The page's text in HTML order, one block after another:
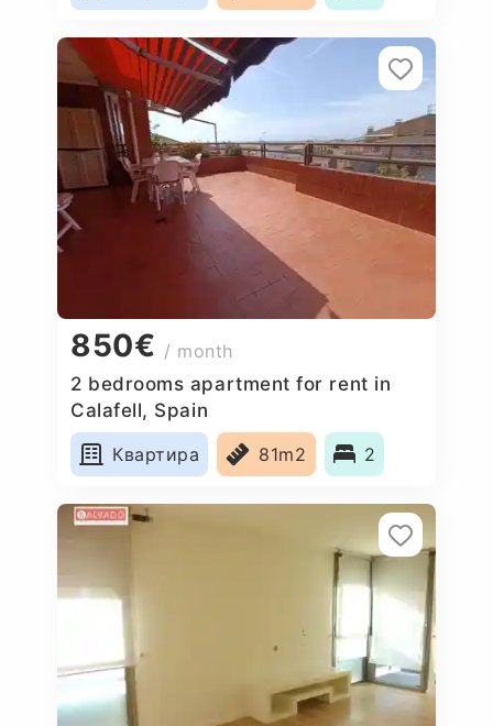
850€ / month
2 bedrooms apartment for rent in
Calafell, Spain
Квартира
81m2 2